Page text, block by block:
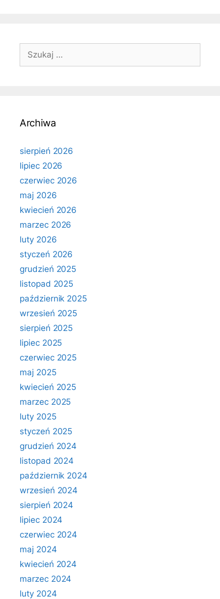
Szukaj:
Archiwa
sierpień 2026
lipiec 2026
czerwiec 2026
maj 2026
kwiecień 2026
marzec 2026
luty 2026
styczeń 2026
grudzień 2025
listopad 2025
październik 2025
wrzesień 2025
sierpień 2025
lipiec 2025
czerwiec 2025
maj 2025
kwiecień 2025
marzec 2025
luty 2025
styczeń 2025
grudzień 2024
listopad 2024
październik 2024
wrzesień 2024
sierpień 2024
lipiec 2024
czerwiec 2024
maj 2024
kwiecień 2024
marzec 2024
luty 2024